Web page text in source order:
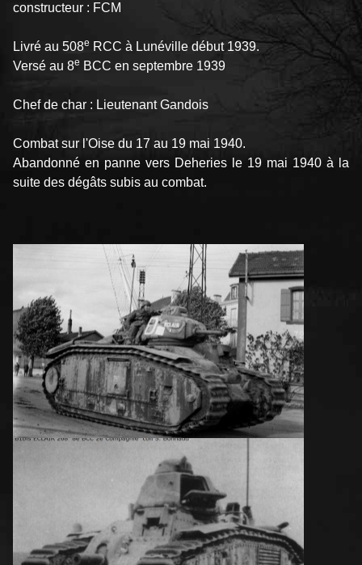
constructeur : FCM
Livré au 508e RCC à Lunéville début 1939.
Versé au 8e BCC en septembre 1939
Chef de char : Lieutenant Gandois
Combat sur l'Oise du 17 au 19 mai 1940.
Abandonné en panne vers Deheries le 19 mai 1940 à la
suite des dégâts subis au combat.